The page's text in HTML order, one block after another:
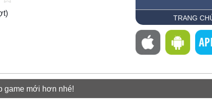
TRANG
game mới hơn nhé!